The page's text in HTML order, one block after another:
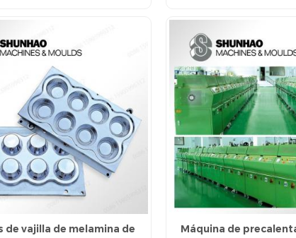
LEE MAS LEE MAS
de vajilla de melamina de
Máquina de